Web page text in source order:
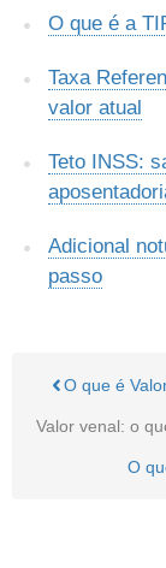
O que é a
Taxa
valor atual
Teto INSS:
Adicional
passo
O que é
Valor venal: o
O